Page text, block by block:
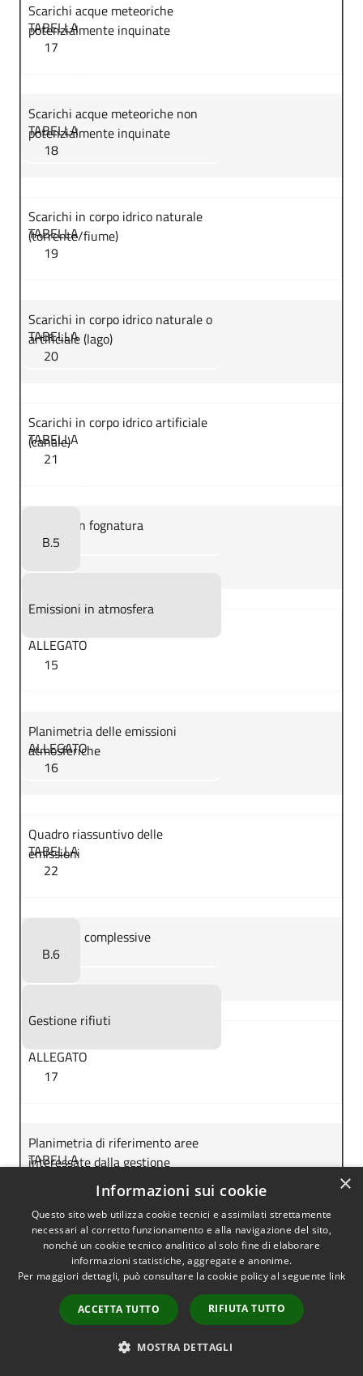
Scarichi acque meteoriche
potenzialmente inquinate
TABELLA
17
Scarichi acque meteoriche non
potenzialmente inquinate
TABELLA
18
Scarichi in corpo idrico naturale
(torrente/fiume)
TABELLA
19
Scarichi in corpo idrico naturale o
artificiale (lago)
TABELLA
20
Scarichi in corpo idrico artificiale
(canale)
TABELLA
21
Scarichi in fognatura
B.5
Emissioni in atmosfera
ALLEGATO
15
Planimetria delle emissioni
atmosferiche
ALLEGATO
16
Quadro riassuntivo delle
emissioni
TABELLA
22
Emissioni complessive
B.6
Gestione rifiuti
ALLEGATO
17
Planimetria di riferimento aree
interessate dalla gestione
TABELLA
Produzione rifiuti
TABELLA
24
Smaltimento/Recupero
×
Informazioni sui cookie
Questo sito web utilizza cookie tecnici e assimilati strettamente
necessari al corretto funzionamento e alla navigazione del sito,
nonché un cookie tecnico analitico al solo fine di elaborare
informazioni statistiche, aggregate e anonime.
Per maggiori dettagli, può consultare la cookie policy al seguente link
ACCETTA TUTTO RIFIUTA TUTTO
MOSTRA DETTAGLI